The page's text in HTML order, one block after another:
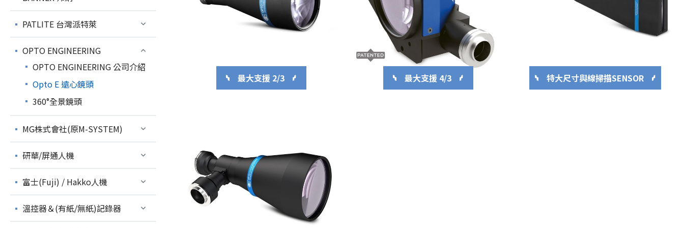
PATLITE 台灣派特萊
OPTO ENGINEERING
OPTO ENGINEERING 公司介紹
Opto E 遠心鏡頭
360°全景鏡頭
MG株式會社(原M-SYSTEM)
研華/屏通人機
富士(Fuji) / Hakko人機
溫控器＆(有紙/無紙)記錄器
最大支援 2/3 最大支援 4/3 特大尺寸與線掃描SENSOR